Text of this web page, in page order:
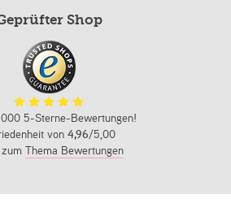
Shop
5-Sterne-Bewertungen!
von 4,96/5,00
Thema Bewertungen